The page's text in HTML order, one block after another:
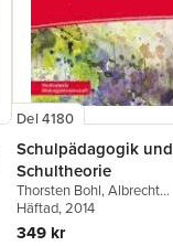
Del 4180
Schulpädagogik und
Schultheorie
Thorsten Bohl,Albrecht
Wacker,Martin Harant
Häftad, 2014
349 kr